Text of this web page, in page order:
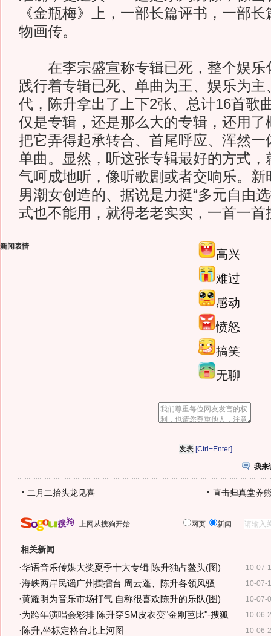
《金瓶梅》上，一部长篇评书，一部
物画传。
在李宗盛宣称专辑已死，整个娱乐
践行着专辑已死、单曲为王、娱乐为主
代，陈升拿出了上下2张、总计16首歌
仅是专辑，还是那么大的专辑，还用了
把它弄得起承转合、首尾呼应、浑然
单曲。显然，听这张专辑最好的方式，
气呵成地听，像听歌剧或者交响乐。新
男潮女创造的、据说是力挺“多元自由
式也不能用，就得老老实实，一首一首
新闻表情
高兴
难过
感动
愤怒
搞笑
无聊
[Ctrl+Enter]
我来
二月二抬头龙见喜 直击归真堂养
上网从搜狗开始 网页 新闻
相关新闻
10-07-
·华语音乐传媒大奖夏季十大专辑 陈升独占鳌头(图)
10-07-
·海峡两岸民谣广州摆擂台 周云蓬、陈升各领风骚
10-07-
·黄耀明为音乐市场打气 自称很喜欢陈升的乐队(图)
10-06-
·为跨年演唱会彩排 陈升穿SM皮衣变"金刚芭比"-搜狐
10-06-
·陈升,坐标定格台北上河图